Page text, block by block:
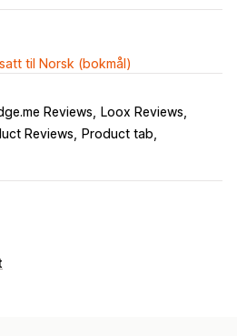
til Norsk (bokmål)
Reviews
Loox Reviews
Reviews
Product tab